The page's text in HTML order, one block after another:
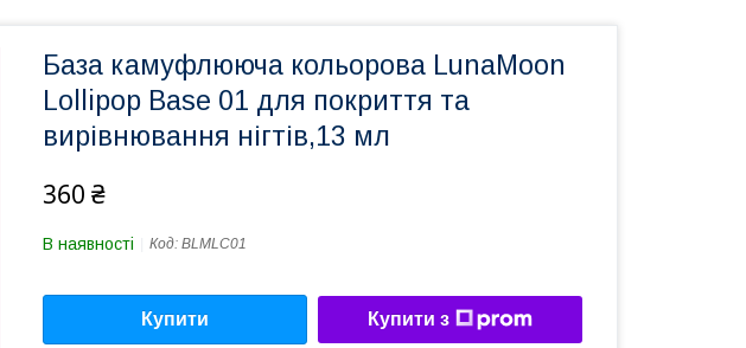
База камуфлююча кольорова LunaMoon
Lollipop Base 01 для покриття та
вирівнювання нігтів,13 мл
360 ₴
В наявності Код: BLMLС01
Купити Купити з